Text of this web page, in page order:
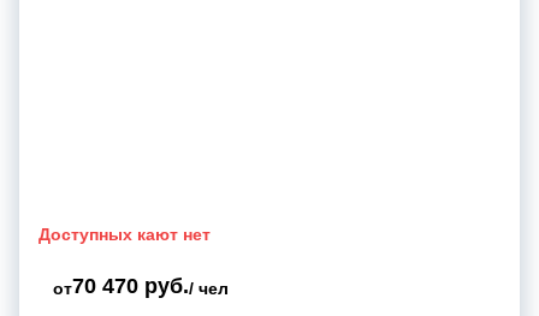
Доступных кают нет
от70 470 руб./ чел